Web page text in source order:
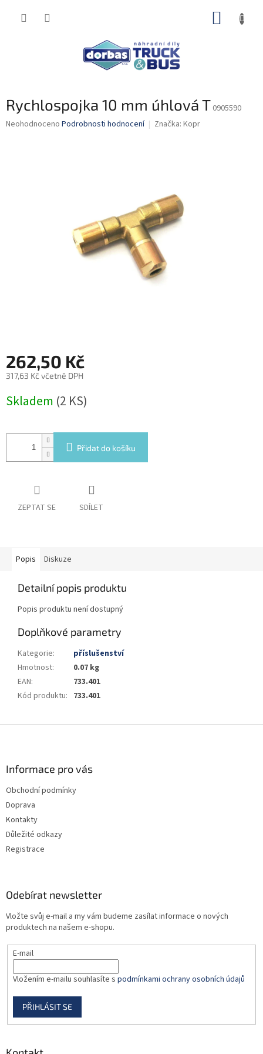
Rychlospojka 10 mm úhlová T 0905590
Průměrné
Neohodnoceno Podrobnosti hodnocení Značka: Kopr
262,50 Kč
317,63 Kč včetně DPH
cena:
Skladem (2 KS)
Přidat do košíku
ZEPTAT SE SDÍLET
Popis Diskuze
Detailní popis produktu
Popis produktu není dostupný
Doplňkové parametry
Kategorie:
příslušenství
Hmotnost:
0.07 kg
EAN:
733.401
Kód produktu: 733.401
Informace pro vás
Obchodní podmínky
Doprava
Kontakty
Důležité odkazy
Registrace
Odebírat newsletter
Vložte svůj e-mail a my vám budeme zasílat informace o nových
produktech na našem e-shopu.
E-mail
Vložením e-mailu souhlasíte s podmínkami ochrany osobních údajů
PŘIHLÁSIT SE